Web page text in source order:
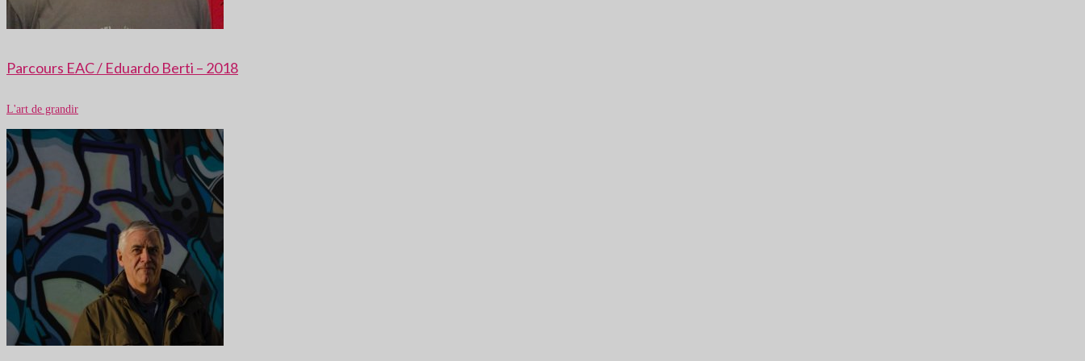
Parcours EAC / Eduardo Berti – 2018
L'art de grandir